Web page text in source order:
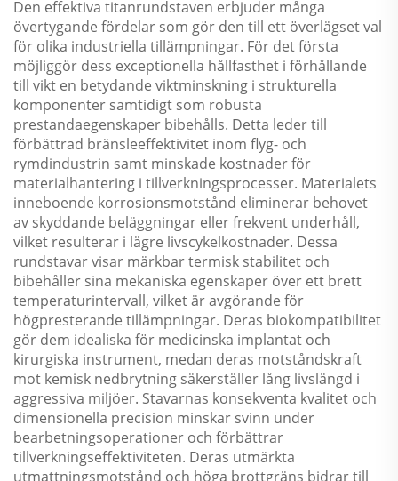
Den effektiva titanrundstaven erbjuder många
övertygande fördelar som gör den till ett överlägset val
för olika industriella tillämpningar. För det första
möjliggör dess exceptionella hållfasthet i förhållande
till vikt en betydande viktminskning i strukturella
komponenter samtidigt som robusta
prestandaegenskaper bibehålls. Detta leder till
förbättrad bränsleeffektivitet inom flyg- och
rymdindustrin samt minskade kostnader för
materialhantering i tillverkningsprocesser. Materialets
inneboende korrosionsmotstånd eliminerar behovet
av skyddande beläggningar eller frekvent underhåll,
vilket resulterar i lägre livscykelkostnader. Dessa
rundstavar visar märkbar termisk stabilitet och
bibehåller sina mekaniska egenskaper över ett brett
temperaturintervall, vilket är avgörande för
högpresterande tillämpningar. Deras biokompatibilitet
gör dem idealiska för medicinska implantat och
kirurgiska instrument, medan deras motståndskraft
mot kemisk nedbrytning säkerställer lång livslängd i
aggressiva miljöer. Stavarnas konsekventa kvalitet och
dimensionella precision minskar svinn under
bearbetningsoperationer och förbättrar
tillverkningseffektiviteten. Deras utmärkta
utmattningsmotstånd och höga brottgräns bidrar till